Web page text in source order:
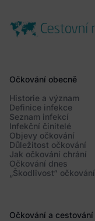
Očkování obecně
Historie a význam
Definice infekce
Seznam infekcí
Infekční činitelé
Objevy očkování
Důležitost očkování
Jak očkování chrání
Očkování dnes
„Škodlivost“ očkování
Očkování a cestování